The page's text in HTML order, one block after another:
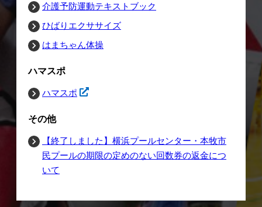
介護予防運動テキストブック
ひばりエクササイズ
はまちゃん体操
ハマスポ
ハマスポ
その他
【終了しました】横浜プールセンター・本牧市
民プールの期限の定めのない回数券の返金につ
いて